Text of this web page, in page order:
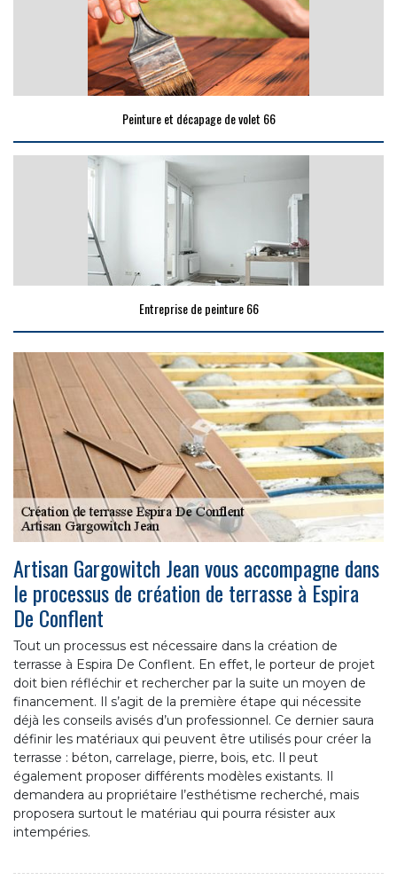
Peinture et décapage de volet 66
Entreprise de peinture 66
Artisan Gargowitch Jean vous accompagne dans
le processus de création de terrasse à Espira
De Conflent
Tout un processus est nécessaire dans la création de
terrasse à Espira De Conflent. En effet, le porteur de projet
doit bien réfléchir et rechercher par la suite un moyen de
financement. Il s’agit de la première étape qui nécessite
déjà les conseils avisés d’un professionnel. Ce dernier saura
définir les matériaux qui peuvent être utilisés pour créer la
terrasse : béton, carrelage, pierre, bois, etc. Il peut
également proposer différents modèles existants. Il
demandera au propriétaire l’esthétisme recherché, mais
proposera surtout le matériau qui pourra résister aux
intempéries.